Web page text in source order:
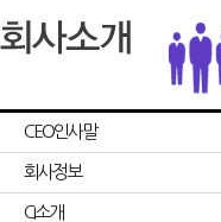
CEO인사말
회사정보
CI소개